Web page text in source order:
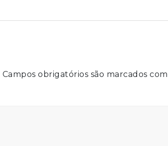
Campos obrigatórios são marcados com